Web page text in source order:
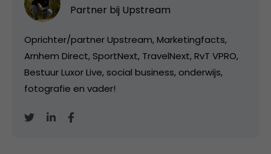
Partner bij Upstream
Oprichter/partner Upstream, Marketingfacts,
Arnhem Direct, SportNext, TravelNext, RvT VPRO,
Bestuur Luxor Live, social business, onderwijs,
fotografie en vader!